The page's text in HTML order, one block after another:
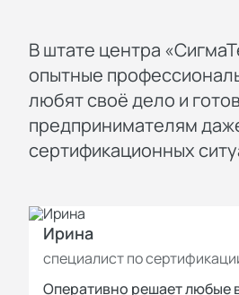
В штате центра
опытные
любят своё дело и
предпринимателям
сертификационных
Ирина
специалист по
Оперативно решает любые